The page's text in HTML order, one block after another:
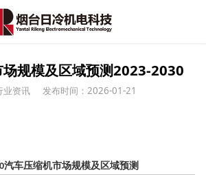
规模及区域预测2023-2030
业资讯 发布时间：2026-01-21
汽车压缩机市场规模及区域预测